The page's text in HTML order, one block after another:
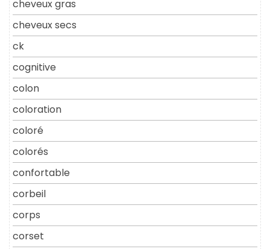
cheveux gras
cheveux secs
ck
cognitive
colon
coloration
coloré
colorés
confortable
corbeil
corps
corset